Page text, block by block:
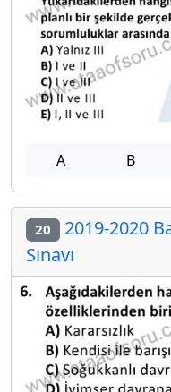
A B
20 2019-2020
Sınavı